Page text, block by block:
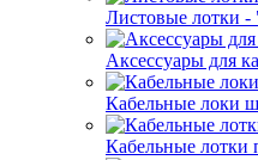
Листовые лотки -
Аксессуары для
Кабельные локи
Кабельные лотки